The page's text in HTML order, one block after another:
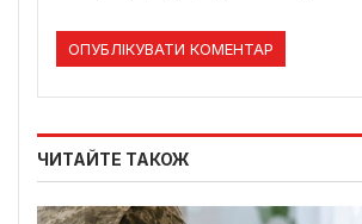
ЧИТАЙТЕ ТАКОЖ